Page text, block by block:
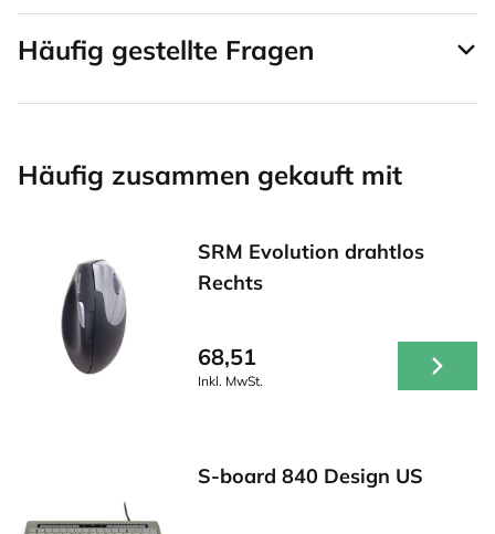
Häufig gestellte Fragen
Häufig zusammen gekauft mit
SRM Evolution drahtlos
Rechts
68,51
Inkl. MwSt.
S-board 840 Design US